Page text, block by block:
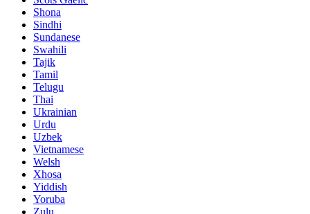
Shona
Sindhi
Sundanese
Swahili
Tajik
Tamil
Telugu
Thai
Ukrainian
Urdu
Uzbek
Vietnamese
Welsh
Xhosa
Yiddish
Yoruba
Zulu